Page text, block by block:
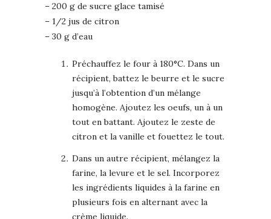
– 200 g de sucre glace tamisé
– 1/2 jus de citron
– 30 g d’eau
Préchauffez le four à 180°C. Dans un
récipient, battez le beurre et le sucre
jusqu’à l’obtention d’un mélange
homogène. Ajoutez les oeufs, un à un
tout en battant. Ajoutez le zeste de
citron et la vanille et fouettez le tout.
Dans un autre récipient, mélangez la
farine, la levure et le sel. Incorporez
les ingrédients liquides à la farine en
plusieurs fois en alternant avec la
crème liquide.